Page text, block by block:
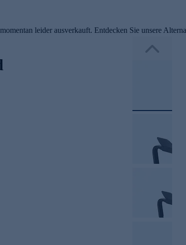
leider ausverkauft. Entdecken Sie unsere